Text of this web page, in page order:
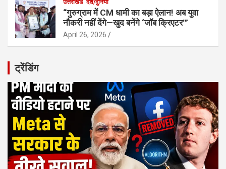
उत्तराखंड देश/दुनिया
“गुरुग्राम में CM धामी का बड़ा ऐलान! अब युवा
नौकरी नहीं देंगे—खुद बनेंगे ‘जॉब क्रिएटर’”
April 26, 2026
ट्रेंडिंग